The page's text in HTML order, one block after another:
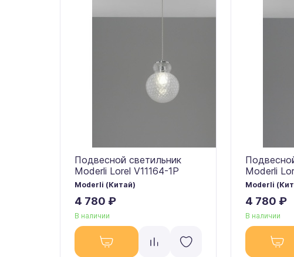
Подвесной светильник
Moderli Lorel V11164-1P
Moderli (Китай)
4 780 ₽
В наличии
Moderli
Moderli
4 780 ₽
В наличии